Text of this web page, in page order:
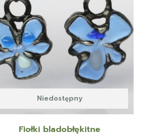
Niedostępny
Fiołki bladobłękitne